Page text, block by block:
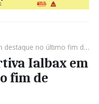
no último fim de semana de 2025
Ialbax em
fim de